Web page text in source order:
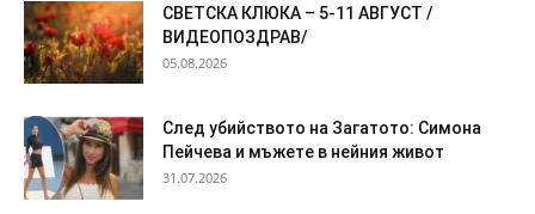
СВЕТСКА КЛЮКА – 5-11 АВГУСТ /
ВИДЕОПОЗДРАВ/
05.08.2026
След убийството на Загатото: Симона
Пейчева и мъжете в нейния живот
31.07.2026